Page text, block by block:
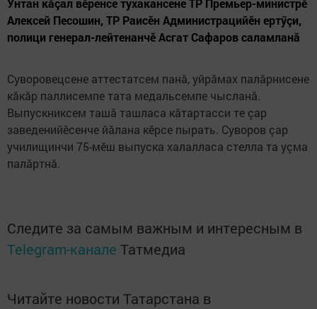
Алексей Песошин, ТР Раисӗн Администрацийӗн ертӳçи,
полици генерал-лейтенанчӗ Асгат Сафаров саламланă
Суворовецсене аттестатсем панă, уйрăмах палăрнисене
кăкăр паллисемпе тата медальсемпе чысланă.
Выпускниксем ташă ташласа кăтартасси те çар
заведенийӗсенче йăлана кӗрсе пырать. Суворов çар
училищинчи 75-мӗш выпуска халалласа стелла та уçма
палăртнă.
Следите за самым важным и интересным в
Telegram-канале Татмедиа
Читайте новости Татарстана в